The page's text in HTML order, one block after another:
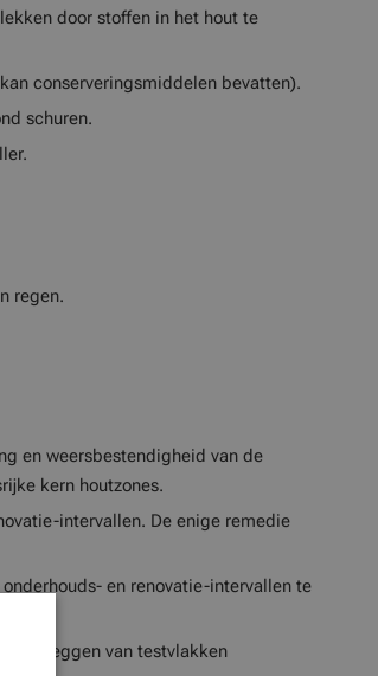
door stoffen in het hout te
conserveringsmiddelen bevatten).
schuren.
regen.
en weersbestendigheid van de
kern houtzones.
intervallen. De enige remedie
en renovatie-intervallen te
aanleggen van testvlakken